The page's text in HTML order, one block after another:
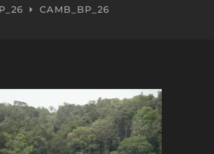
CAMB_BP_26